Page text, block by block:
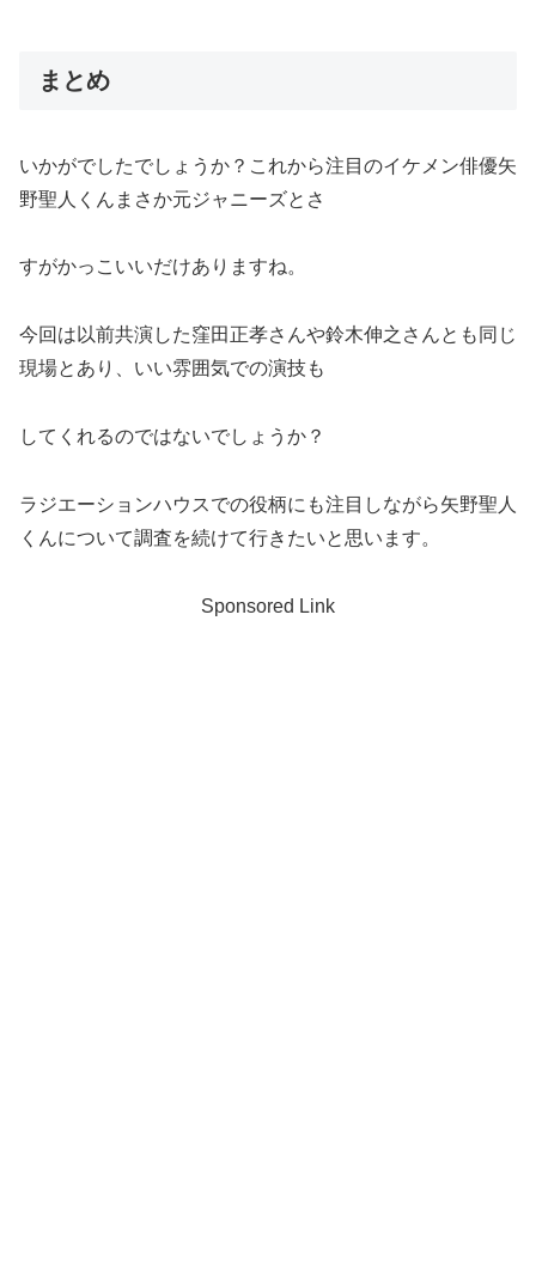
まとめ
いかがでしたでしょうか？これから注目のイケメン俳優矢
野聖人くんまさか元ジャニーズとさ
すがかっこいいだけありますね。
今回は以前共演した窪田正孝さんや鈴木伸之さんとも同じ
現場とあり、いい雰囲気での演技も
してくれるのではないでしょうか？
ラジエーションハウスでの役柄にも注目しながら矢野聖人
くんについて調査を続けて行きたいと思います。
Sponsored Link